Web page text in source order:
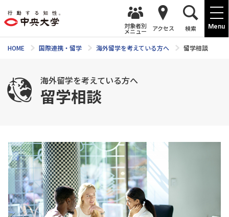
Menu
対象者別
メニュー アクセス 検索
HOME 国際連携・留学 海外留学を考えている方へ 留学相談
海外留学を考えている方へ
留学相談